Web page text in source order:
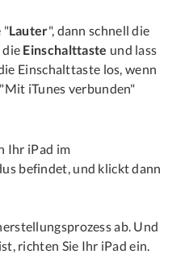
"Lauter", dann schnell die
die Einschalttaste und lass
Einschalttaste los, wenn
iTunes verbunden"
Ihr iPad im
befindet, und klickt dann
ab. Und
richten Sie Ihr iPad ein.